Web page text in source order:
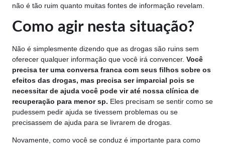
não é tão ruim quanto muitas fontes de informação revelam.
Como agir nesta situação?
Não é simplesmente dizendo que as drogas são ruins sem
oferecer qualquer informação que você irá convencer. Você
precisa ter uma conversa franca com seus filhos sobre os
efeitos das drogas, mas precisa ser imparcial pois se
necessitar de ajuda você pode vir até nossa clínica de
recuperação para menor sp. Eles precisam se sentir como se
pudessem pedir ajuda se tivessem problemas ou se
precisassem de ajuda para se livrarem de drogas.
Novamente, como você se conduz é importante para como